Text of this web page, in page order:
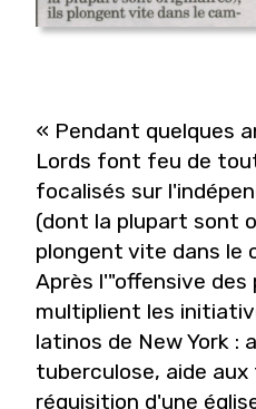
« Pendant quelques
Lords font feu de
focalisés sur
(dont la plupart sont
plongent vite dans le
Après l'"offensive des
multiplient les
latinos de New York :
tuberculose, aide
réquisition d'une